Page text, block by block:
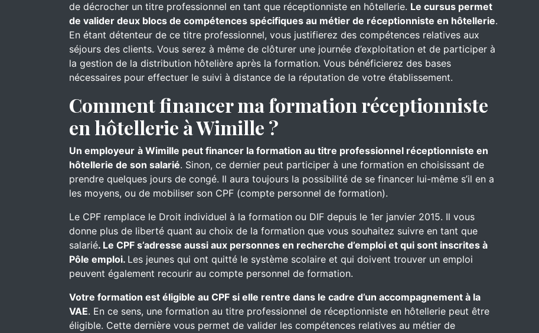
de décrocher un titre professionnel en tant que réceptionniste en hôtellerie. Le cursus permet
de valider deux blocs de compétences spécifiques au métier de réceptionniste en hôtellerie.
En étant détenteur de ce titre professionnel, vous justifierez des compétences relatives aux
séjours des clients. Vous serez à même de clôturer une journée d’exploitation et de participer à
la gestion de la distribution hôtelière après la formation. Vous bénéficierez des bases
nécessaires pour effectuer le suivi à distance de la réputation de votre établissement.
Comment financer ma formation réceptionniste
en hôtellerie à Wimille ?
Un employeur à Wimille peut financer la formation au titre professionnel réceptionniste en
hôtellerie de son salarié. Sinon, ce dernier peut participer à une formation en choisissant de
prendre quelques jours de congé. Il aura toujours la possibilité de se financer lui-même s’il en a
les moyens, ou de mobiliser son CPF (compte personnel de formation).
Le CPF remplace le Droit individuel à la formation ou DIF depuis le 1er janvier 2015. Il vous
donne plus de liberté quant au choix de la formation que vous souhaitez suivre en tant que
salarié. Le CPF s’adresse aussi aux personnes en recherche d’emploi et qui sont inscrites à
Pôle emploi. Les jeunes qui ont quitté le système scolaire et qui doivent trouver un emploi
peuvent également recourir au compte personnel de formation.
Votre formation est éligible au CPF si elle rentre dans le cadre d’un accompagnement à la
VAE. En ce sens, une formation au titre professionnel de réceptionniste en hôtellerie peut être
éligible. Cette dernière vous permet de valider les compétences relatives au métier de